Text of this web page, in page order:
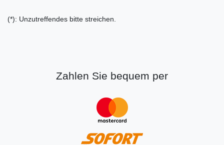
(*): Unzutreffendes bitte streichen.
Zahlen Sie bequem per